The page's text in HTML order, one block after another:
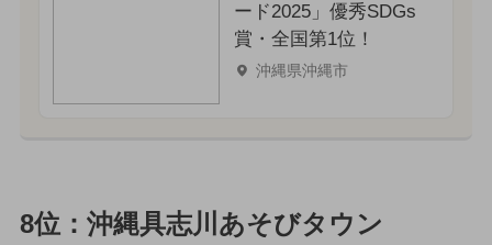
ード2025」優秀SDGs
賞・全国第1位！
沖縄県沖縄市
8位：沖縄具志川あそびタウン